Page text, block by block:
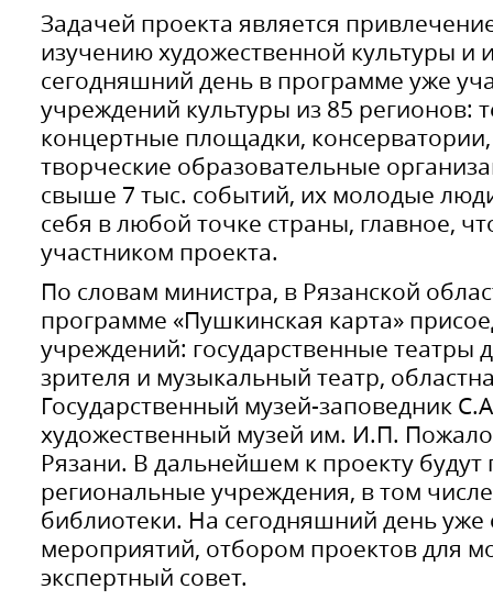
Задачей проекта является
изучению художественной культуры и
сегодняшний день в программе уже
учреждений культуры из 85 регионов:
концертные площадки,
творческие образовательные
свыше 7 тыс. событий, их молодые
себя в любой точке страны, главное,
участником проекта.
По словам министра, в Рязанской
программе «Пушкинская карта»
учреждений: государственные театры
зрителя и музыкальный театр,
Государственный музей-заповедник
художественный музей им. И.П.
Рязани. В дальнейшем к проекту будут
региональные учреждения, в том
библиотеки. На сегодняшний день
мероприятий, отбором проектов для
экспертный совет.